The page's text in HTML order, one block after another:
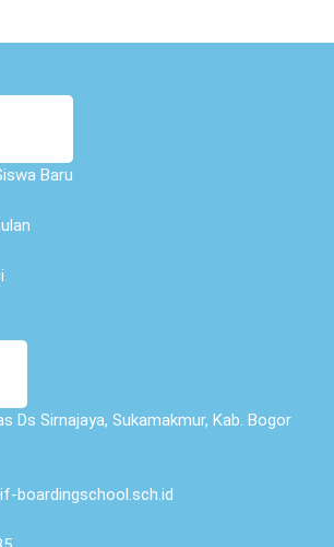
Baru
Ds Sirnajaya, Sukamakmur, Kab. Bogor
boardingschool.sch.id